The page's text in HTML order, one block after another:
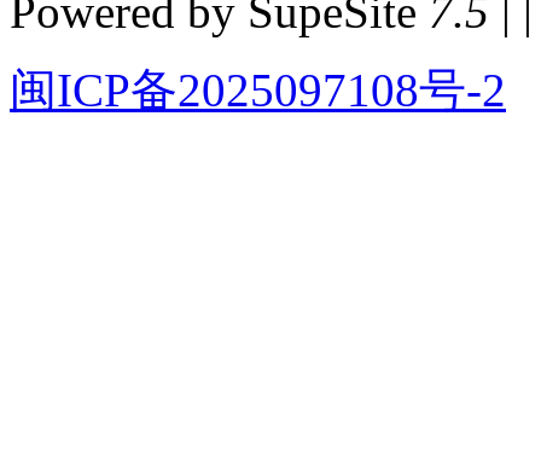
Powered by SupeSite 7.5 | |
闽ICP备2025097108号-2